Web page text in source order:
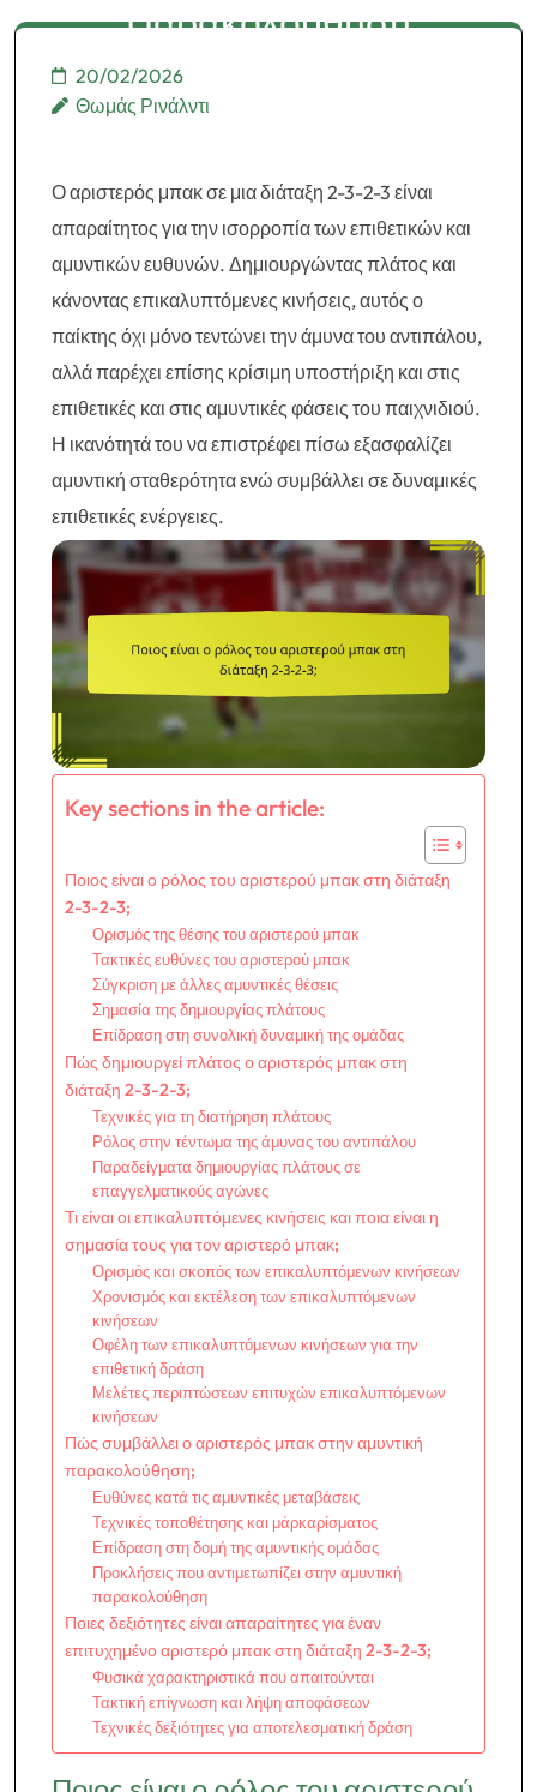
Παρακολούθηση
20/02/2026
Θωμάς Ρινάλντι
Ο αριστερός μπακ σε μια διάταξη 2-3-2-3 είναι
απαραίτητος για την ισορροπία των επιθετικών και
αμυντικών ευθυνών. Δημιουργώντας πλάτος και
κάνοντας επικαλυπτόμενες κινήσεις, αυτός ο
παίκτης όχι μόνο τεντώνει την άμυνα του αντιπάλου,
αλλά παρέχει επίσης κρίσιμη υποστήριξη και στις
επιθετικές και στις αμυντικές φάσεις του παιχνιδιού.
Η ικανότητά του να επιστρέφει πίσω εξασφαλίζει
αμυντική σταθερότητα ενώ συμβάλλει σε δυναμικές
επιθετικές ενέργειες.
Key sections in the article:
Ποιος είναι ο ρόλος του αριστερού μπακ στη διάταξη
2-3-2-3;
Ορισμός της θέσης του αριστερού μπακ
Τακτικές ευθύνες του αριστερού μπακ
Σύγκριση με άλλες αμυντικές θέσεις
Σημασία της δημιουργίας πλάτους
Επίδραση στη συνολική δυναμική της ομάδας
Πώς δημιουργεί πλάτος ο αριστερός μπακ στη
διάταξη 2-3-2-3;
Τεχνικές για τη διατήρηση πλάτους
Ρόλος στην τέντωμα της άμυνας του αντιπάλου
Παραδείγματα δημιουργίας πλάτους σε
επαγγελματικούς αγώνες
Τι είναι οι επικαλυπτόμενες κινήσεις και ποια είναι η
σημασία τους για τον αριστερό μπακ;
Ορισμός και σκοπός των επικαλυπτόμενων κινήσεων
Χρονισμός και εκτέλεση των επικαλυπτόμενων
κινήσεων
Οφέλη των επικαλυπτόμενων κινήσεων για την
επιθετική δράση
Μελέτες περιπτώσεων επιτυχών επικαλυπτόμενων
κινήσεων
Πώς συμβάλλει ο αριστερός μπακ στην αμυντική
παρακολούθηση;
Ευθύνες κατά τις αμυντικές μεταβάσεις
Τεχνικές τοποθέτησης και μάρκαρίσματος
Επίδραση στη δομή της αμυντικής ομάδας
Προκλήσεις που αντιμετωπίζει στην αμυντική
παρακολούθηση
Ποιες δεξιότητες είναι απαραίτητες για έναν
επιτυχημένο αριστερό μπακ στη διάταξη 2-3-2-3;
Φυσικά χαρακτηριστικά που απαιτούνται
Τακτική επίγνωση και λήψη αποφάσεων
Τεχνικές δεξιότητες για αποτελεσματική δράση